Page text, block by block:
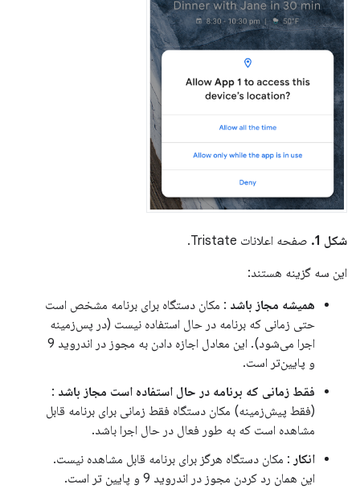
شکل 1.
صفحه اعلانات Tristate.
این سه گزینه هستند:
همیشه مجاز باشد : مکان دستگاه برای برنامه مشخص است
حتی زمانی که برنامه در حال استفاده نیست (در پس‌زمینه
اجرا می‌شود). این معادل اجازه دادن به مجوز در اندروید 9
و پایین‌تر است.
فقط زمانی که برنامه در حال استفاده است مجاز باشد :
(فقط پیش‌زمینه) مکان دستگاه فقط زمانی برای برنامه قابل
مشاهده است که به طور فعال در حال اجرا باشد.
انکار : مکان دستگاه هرگز برای برنامه قابل مشاهده نیست.
این همان رد کردن مجوز در اندروید 9 و پایین تر است.